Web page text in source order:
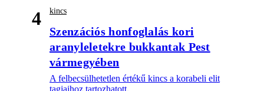
4 kincs
Szenzációs honfoglalás kori
aranyleletekre bukkantak Pest
vármegyében
A felbecsülhetetlen értékű kincs a korabeli elit
tagjaihoz tartozhatott.